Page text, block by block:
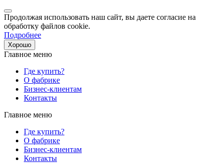
Продолжая использовать наш сайт, вы даете согласие на
обработку файлов cookie.
Подробнее
Хорошо
Главное меню
Где купить?
О фабрике
Бизнес-клиентам
Контакты
Главное меню
Где купить?
О фабрике
Бизнес-клиентам
Контакты